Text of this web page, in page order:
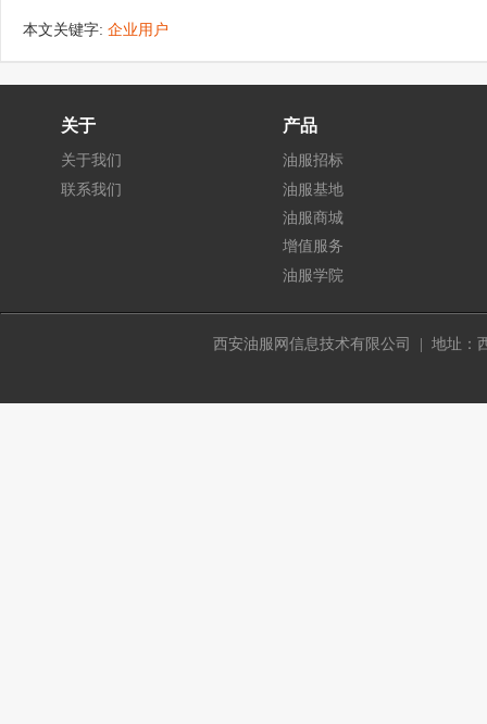
本文关键字: 企业用户
关于
关于我们
联系我们
产品
油服招标
油服基地
油服商城
增值服务
油服学院
西安油服网信息技术有限公司 | 地址：